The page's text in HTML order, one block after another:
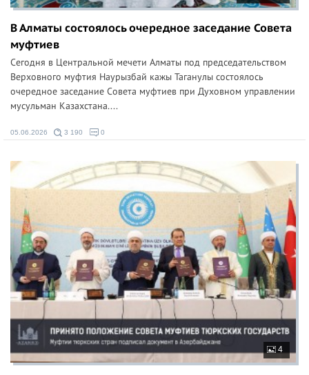
В Алматы состоялось очередное заседание Совета
муфтиев
Сегодня в Центральной мечети Алматы под председательством
Верховного муфтия Наурызбай кажы Таганулы состоялось
очередное заседание Совета муфтиев при Духовном управлении
мусульман Казахстана....
05.06.2026 3 190 0
4